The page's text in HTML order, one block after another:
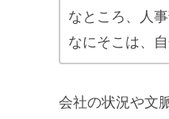
なところ、人
なにそこは、
会社の状況や文